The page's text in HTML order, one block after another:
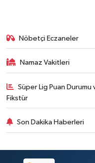
Nöbetçi Eczaneler
Namaz Vakitleri
Süper Lig Puan Durumu
Fikstür
Son Dakika Haberleri